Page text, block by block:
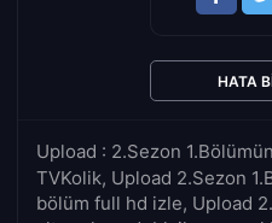
Upload : 2.Sezon
TVKolik, Upload 2.Sezon
bölüm full hd izle, Upload
HATA